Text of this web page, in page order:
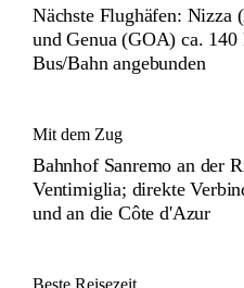
Nächste Flughäfen: Nizza
und Genua (GOA) ca.
Bus/Bahn angebunden
Mit dem Zug
Bahnhof Sanremo an der
Ventimiglia; direkte
und an die Côte d'Azur
Beste Reisezeit